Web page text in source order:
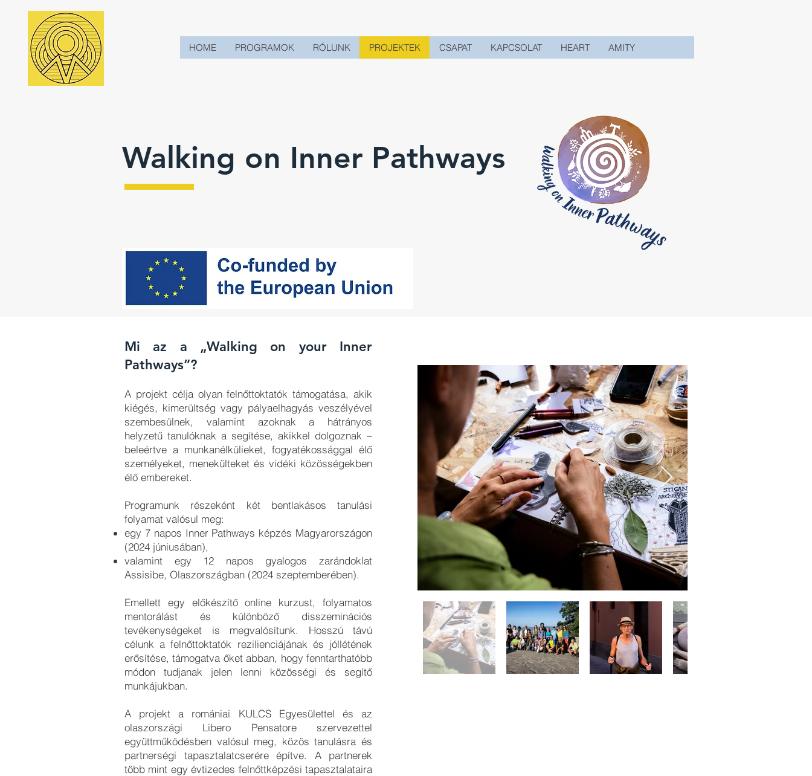
HOME PROGRAMOK RÓLUNK PROJEKTEK CSAPAT KAPCSOLAT HEART AMITY
Walking on Inner Pathways
Mi az a „Walking on your Inner
Pathways”?
A projekt célja olyan felnőttoktatók támogatása, akik
kiégés, kimerültség vagy pályaelhagyás veszélyével
szembesülnek, valamint azoknak a hátrányos
helyzetű tanulóknak a segítése, akikkel dolgoznak –
beleértve a munkanélkülieket, fogyatékossággal élő
személyeket, menekülteket és vidéki közösségekben
élő embereket.
Programunk részeként két bentlakásos tanulási
folyamat valósul meg:
egy 7 napos Inner Pathways képzés Magyarországon
(2024 júniusában),
valamint egy 12 napos gyalogos zarándoklat
Assisibe, Olaszországban (2024 szeptemberében).
Emellett egy előkészítő online kurzust, folyamatos
mentorálást és különböző disszeminációs
tevékenységeket is megvalósítunk. Hosszú távú
célunk a felnőttoktatók rezilienciájának és jóllétének
erősítése, támogatva őket abban, hogy fenntarthatóbb
módon tudjanak jelen lenni közösségi és segítő
munkájukban.
A projekt a romániai KULCS Egyesülettel és az
olaszországi Libero Pensatore szervezettel
együttműködésben valósul meg, közös tanulásra és
partnerségi tapasztalatcserére építve. A partnerek
több mint egy évtizedes felnőttképzési tapasztalataira